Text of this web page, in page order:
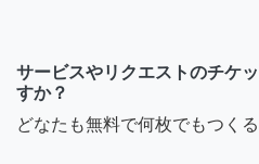
サービスやリクエストのチケ
すか？
どなたも無料で何枚でもつく